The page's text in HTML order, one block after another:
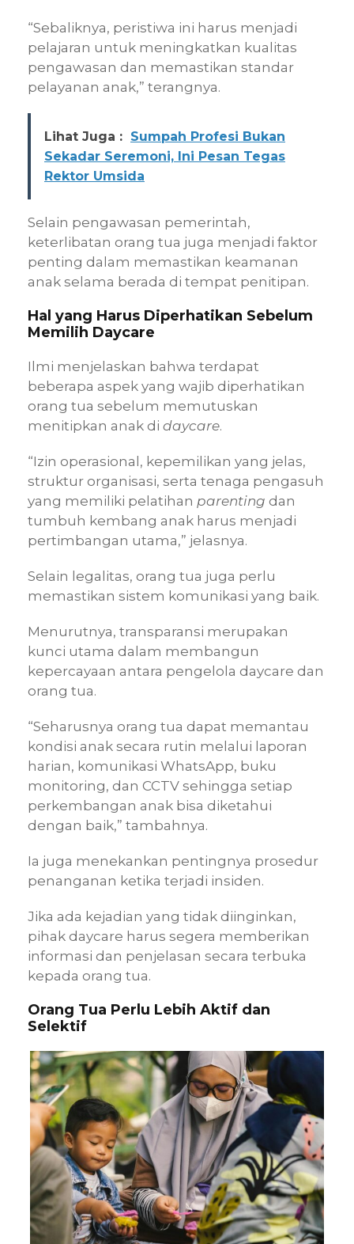
“Sebaliknya, peristiwa ini harus menjadi
pelajaran untuk meningkatkan kualitas
pengawasan dan memastikan standar
pelayanan anak,” terangnya.
Lihat Juga : Sumpah Profesi Bukan
Sekadar Seremoni, Ini Pesan Tegas
Rektor Umsida
Selain pengawasan pemerintah,
keterlibatan orang tua juga menjadi faktor
penting dalam memastikan keamanan
anak selama berada di tempat penitipan.
Hal yang Harus Diperhatikan Sebelum
Memilih Daycare
Ilmi menjelaskan bahwa terdapat
beberapa aspek yang wajib diperhatikan
orang tua sebelum memutuskan
menitipkan anak di daycare.
“Izin operasional, kepemilikan yang jelas,
struktur organisasi, serta tenaga pengasuh
yang memiliki pelatihan parenting dan
tumbuh kembang anak harus menjadi
pertimbangan utama,” jelasnya.
Selain legalitas, orang tua juga perlu
memastikan sistem komunikasi yang baik.
Menurutnya, transparansi merupakan
kunci utama dalam membangun
kepercayaan antara pengelola daycare dan
orang tua.
“Seharusnya orang tua dapat memantau
kondisi anak secara rutin melalui laporan
harian, komunikasi WhatsApp, buku
monitoring, dan CCTV sehingga setiap
perkembangan anak bisa diketahui
dengan baik,” tambahnya.
Ia juga menekankan pentingnya prosedur
penanganan ketika terjadi insiden.
Jika ada kejadian yang tidak diinginkan,
pihak daycare harus segera memberikan
informasi dan penjelasan secara terbuka
kepada orang tua.
Orang Tua Perlu Lebih Aktif dan
Selektif